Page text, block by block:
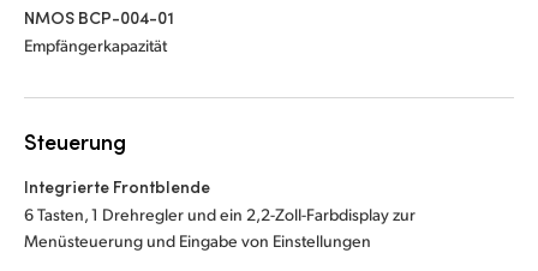
NMOS BCP-004-01
Empfängerkapazität
Steuerung
Integrierte Frontblende
6 Tasten, 1 Drehregler und ein 2,2-Zoll-Farbdisplay zur
Menüsteuerung und Eingabe von Einstellungen